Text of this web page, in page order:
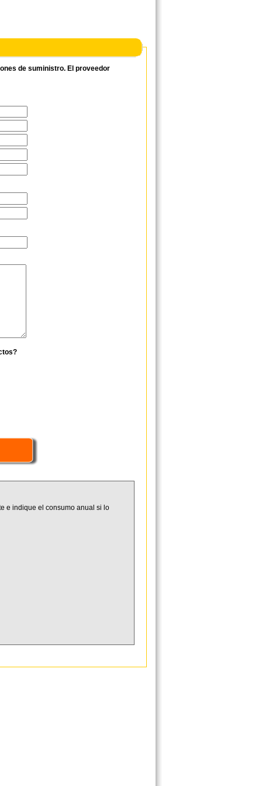
de suministro. El proveedor
e indique el consumo anual si lo